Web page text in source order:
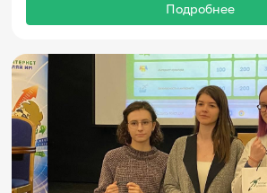
Словарь
Памятки
Комиксы
Стихи
Педагогам
Школа наставников
IT-урок
Методика
Подробнее